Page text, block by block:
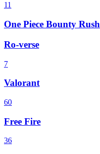
11
One Piece Bounty Rush
Ro-verse
7
Valorant
60
Free Fire
36